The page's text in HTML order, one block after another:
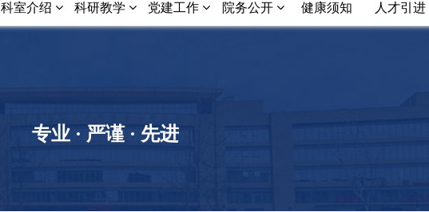
科室介绍 科研教学 党建工作 院务公开 健康须知 人才引进
专业 · 严谨 · 先进